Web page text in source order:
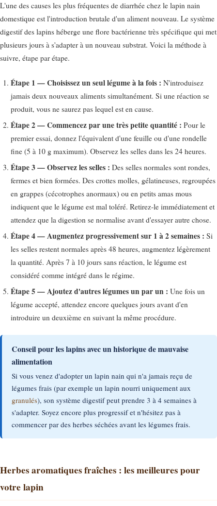
L'une des causes les plus fréquentes de diarrhée chez le lapin nain
domestique est l'introduction brutale d'un aliment nouveau. Le système
digestif des lapins héberge une flore bactérienne très spécifique qui met
plusieurs jours à s'adapter à un nouveau substrat. Voici la méthode à
suivre, étape par étape.
Étape 1 — Choisissez un seul légume à la fois : N'introduisez
jamais deux nouveaux aliments simultanément. Si une réaction se
produit, vous ne saurez pas lequel est en cause.
Étape 2 — Commencez par une très petite quantité : Pour le
premier essai, donnez l'équivalent d'une feuille ou d'une rondelle
fine (5 à 10 g maximum). Observez les selles dans les 24 heures.
Étape 3 — Observez les selles : Des selles normales sont rondes,
fermes et bien formées. Des crottes molles, gélatineuses, regroupées
en grappes (cécotrophes anormaux) ou en petits amas mous
indiquent que le légume est mal toléré. Retirez-le immédiatement et
attendez que la digestion se normalise avant d'essayer autre chose.
Étape 4 — Augmentez progressivement sur 1 à 2 semaines : Si
les selles restent normales après 48 heures, augmentez légèrement
la quantité. Après 7 à 10 jours sans réaction, le légume est
considéré comme intégré dans le régime.
Étape 5 — Ajoutez d'autres légumes un par un : Une fois un
légume accepté, attendez encore quelques jours avant d'en
introduire un deuxième en suivant la même procédure.
Conseil pour les lapins avec un historique de mauvaise
alimentation
Si vous venez d'adopter un lapin nain qui n'a jamais reçu de
légumes frais (par exemple un lapin nourri uniquement aux
granulés), son système digestif peut prendre 3 à 4 semaines à
s'adapter. Soyez encore plus progressif et n'hésitez pas à
commencer par des herbes séchées avant les légumes frais.
Herbes aromatiques fraîches : les meilleures pour
votre lapin